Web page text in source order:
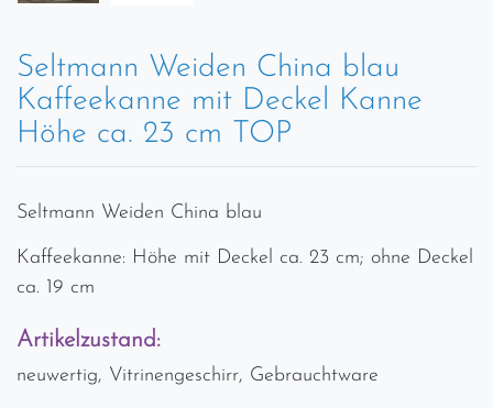
Seltmann Weiden China blau
Kaffeekanne mit Deckel Kanne
Höhe ca. 23 cm TOP
Seltmann Weiden China blau
Kaffeekanne: Höhe mit Deckel ca. 23 cm; ohne Deckel
ca. 19 cm
Artikelzustand:
neuwertig, Vitrinengeschirr, Gebrauchtware